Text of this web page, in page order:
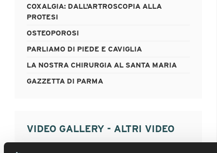
COXALGIA: DALL'ARTROSCOPIA ALLA
PROTESI
OSTEOPOROSI
PARLIAMO DI PIEDE E CAVIGLIA
LA NOSTRA CHIRURGIA AL SANTA MARIA
GAZZETTA DI PARMA
VIDEO GALLERY - ALTRI VIDEO